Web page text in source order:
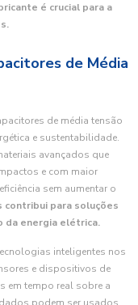
é crucial para a
de Média
de média tensão
e sustentabilidade.
avançados que
e com maior
sem aumentar o
contribui para soluções
da energia elétrica.
inteligentes nos
e dispositivos de
em tempo real sobre a